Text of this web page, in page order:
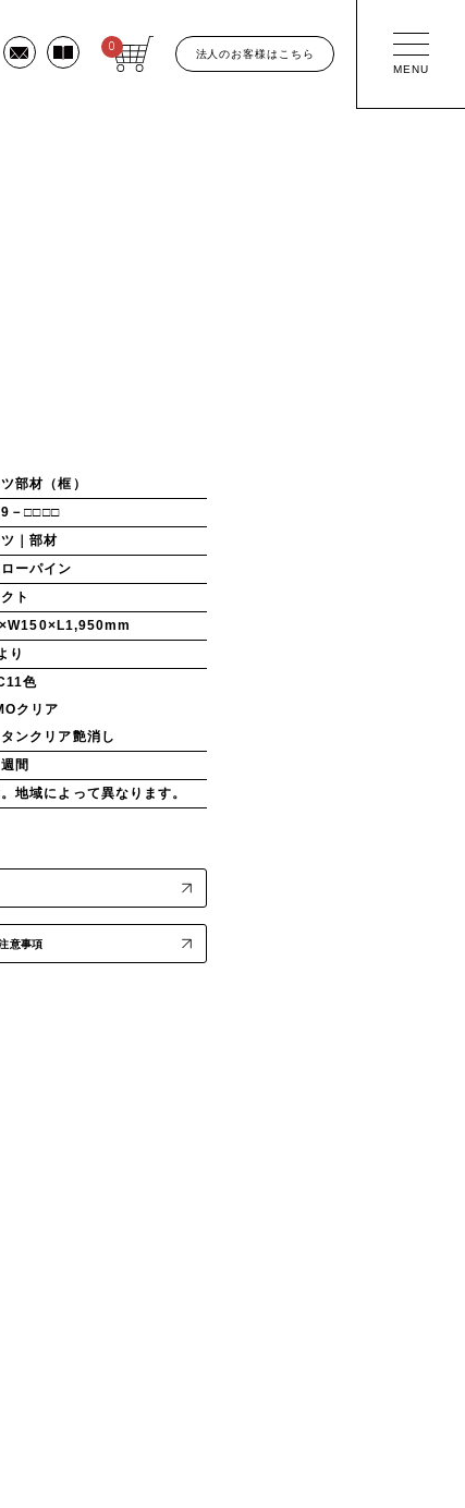
0
法人のお客様はこちら
MENU
部材（框）
－□□□□
｜部材
ーパイン
ト
り
色
クリア
ンクリア艶消し
間
地域によって異なります。
意事項